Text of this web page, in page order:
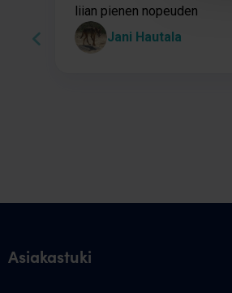
liian pienen nopeuden
Jani Hautala
Asiakastuki